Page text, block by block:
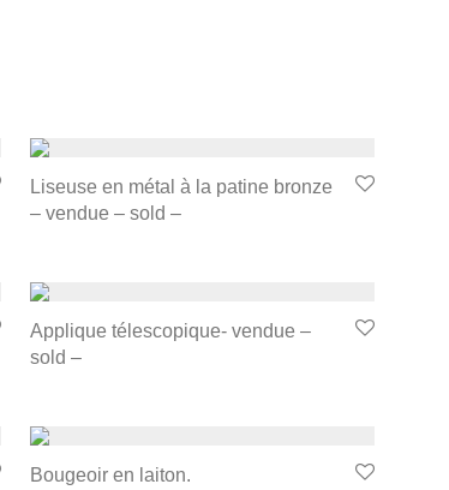
Liseuse en métal à la patine bronze
– vendue – sold –
Applique télescopique- vendue –
sold –
Bougeoir en laiton.